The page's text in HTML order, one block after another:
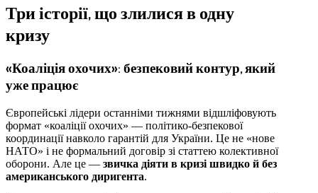
Три історії, що злилися в одну
кризу
«Коаліція охочих»: безпековий контур, який
уже працює
Європейські лідери останніми тижнями відшліфовують
формат «коаліції охочих» — політико-безпекової
координації навколо гарантій для України. Це не «нове
НАТО» і не формальний договір зі статтею колективної
оборони. Але це — звичка діяти в кризі швидко й без
американського диригента.